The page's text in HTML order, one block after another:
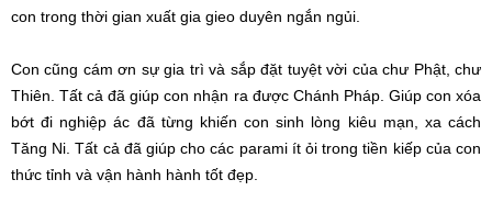
con trong thời gian xuất gia gieo duyên ngắn ngủi.
Con cũng cám ơn sự gia trì và sắp đặt tuyệt vời của chư Phật, chư
Thiên. Tất cả đã giúp con nhận ra được Chánh Pháp. Giúp con xóa
bớt đi nghiệp ác đã từng khiến con sinh lòng kiêu mạn, xa cách
Tăng Ni. Tất cả đã giúp cho các parami ít ỏi trong tiền kiếp của con
thức tỉnh và vận hành hành tốt đẹp.